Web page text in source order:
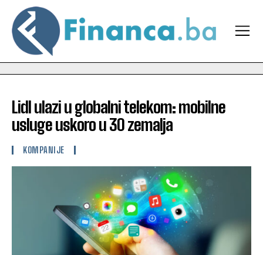
Lidl ulazi u globalni telekom: mobilne
usluge uskoro u 30 zemalja
KOMPANIJE